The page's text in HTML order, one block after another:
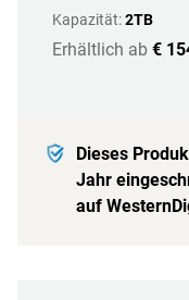
Kapazität:2TB
Erhältlich ab €
Dieses
Jahr
auf